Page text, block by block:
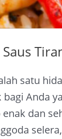
satu
Anda
dan